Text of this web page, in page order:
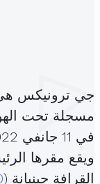
جي ترونيكس
مسجلة تحت
في 11 جانفي 2022 برأس مال قدره
ويقع مقرها
القرافة جبنيانة (